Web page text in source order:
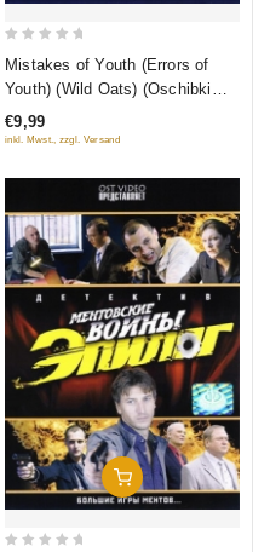
5
Mistakes of Youth (Errors of
Youth) (Wild Oats) (Oschibki
junosti)
€9,99
inkl. Mwst., zzgl. Versand
In Den Warenkorb